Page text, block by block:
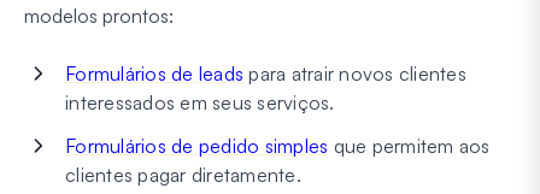
modelos prontos:
Formulários de leads para atrair novos clientes
interessados em seus serviços.
Formulários de pedido simples que permitem aos
clientes pagar diretamente.